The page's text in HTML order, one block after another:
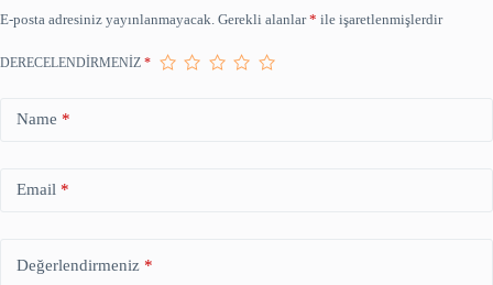
E-posta adresiniz yayınlanmayacak. Gerekli alanlar* ile işaretlenmişlerdir
DERECELENDIRMENIZ *
Name *
Email *
Değerlendirmeniz *